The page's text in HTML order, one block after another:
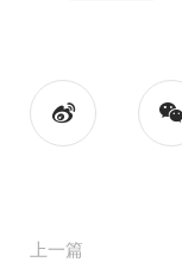
上一篇